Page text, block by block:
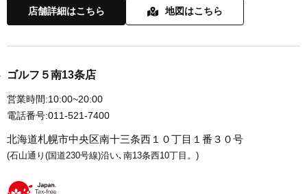
店舗詳細はこちら 地図はこちら
ゴルフ５南13条店
営業時間:10:00~20:00
電話番号:011-521-7400
北海道札幌市中央区南十三条西１０丁目１番３０号
(石山通り(国道230号線)沿い､南13条西10丁目。)